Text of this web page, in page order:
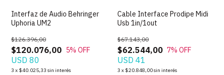
SIN STOCK
Interfaz de Audio Behringer
Uphoria UM2
$120.076,00
$126.396,00
5% OFF
USD 80
3 x $40.025,33 sin interés
SIN STOCK
Cable Interface Prodipe Midi
Usb 1in/1out
$62.544,00
$67.143,00
7% OFF
USD 41
3 x $20.848,00sin interés